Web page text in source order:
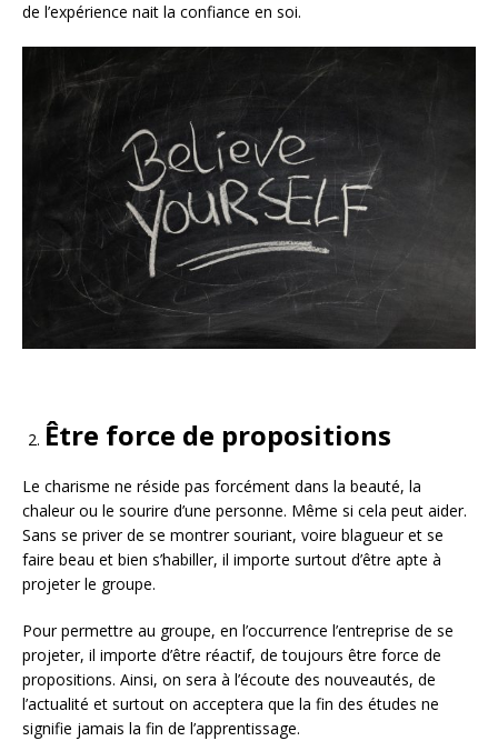
de l’expérience nait la confiance en soi.
Être force de propositions
Le charisme ne réside pas forcément dans la beauté, la
chaleur ou le sourire d’une personne. Même si cela peut aider.
Sans se priver de se montrer souriant, voire blagueur et se
faire beau et bien s’habiller, il importe surtout d’être apte à
projeter le groupe.
Pour permettre au groupe, en l’occurrence l’entreprise de se
projeter, il importe d’être réactif, de toujours être force de
propositions. Ainsi, on sera à l’écoute des nouveautés, de
l’actualité et surtout on acceptera que la fin des études ne
signifie jamais la fin de l’apprentissage.